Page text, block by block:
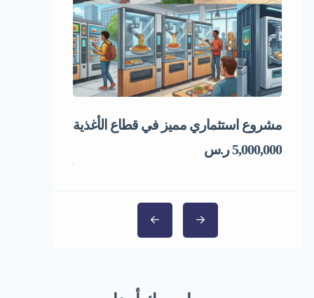
مشروع استثماري مميز في قطاع الأغذية
5,000,000 ر.س